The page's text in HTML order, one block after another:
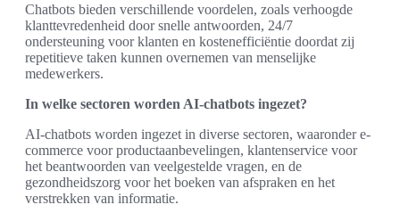
Chatbots bieden verschillende voordelen, zoals verhoogde
klanttevredenheid door snelle antwoorden, 24/7
ondersteuning voor klanten en kostenefficiëntie doordat zij
repetitieve taken kunnen overnemen van menselijke
medewerkers.
In welke sectoren worden AI-chatbots ingezet?
AI-chatbots worden ingezet in diverse sectoren, waaronder e-
commerce voor productaanbevelingen, klantenservice voor
het beantwoorden van veelgestelde vragen, en de
gezondheidszorg voor het boeken van afspraken en het
verstrekken van informatie.